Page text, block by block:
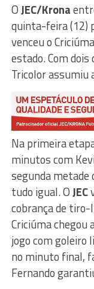
OJEC/Krona
quinta-feira (12)
venceu o
estado. Com dois
Tricolor assumiu
Na primeira
minutos com
segunda metade
tudo igual. OJEC
cobrança de tiro-
Criciúma chegou
jogo com goleiro
no minuto final,
Fernando